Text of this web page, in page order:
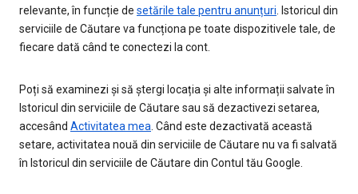
relevante, în funcție de setările tale pentru anunțuri. Istoricul din
serviciile de Căutare va funcționa pe toate dispozitivele tale, de
fiecare dată când te conectezi la cont.
Poți să examinezi și să ștergi locația și alte informații salvate în
Istoricul din serviciile de Căutare sau să dezactivezi setarea,
accesând Activitatea mea. Când este dezactivată această
setare, activitatea nouă din serviciile de Căutare nu va fi salvată
în Istoricul din serviciile de Căutare din Contul tău Google.